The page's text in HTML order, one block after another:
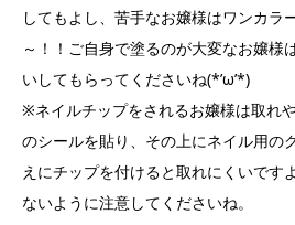
してもよし、苦手なお嬢様はワンカラ
～！！ご自身で塗るのが大変なお嬢様
いしてもらってくださいね(*’ω’*)
※ネイルチップをされるお嬢様は取れ
のシールを貼り、その上にネイル用の
えにチップを付けると取れにくいで
ないように注意してくださいね。